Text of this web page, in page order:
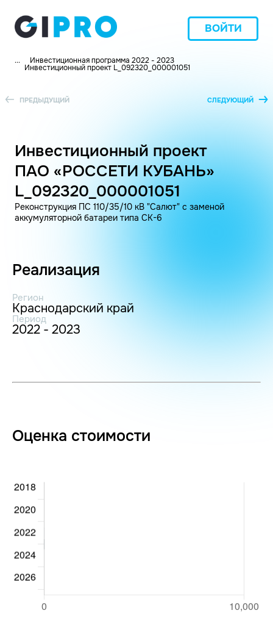
ВОЙТИ
... Инвестиционная программа 2022 - 2023
Инвестиционный проект L_092320_000001051
ПРЕДЫДУЩИЙ СЛЕДУЮЩИЙ
Инвестиционный проект
ПАО «РОССЕТИ КУБАНЬ»
L_092320_000001051
Реконструкция ПС 110/35/10 кВ "Салют" с заменой
аккумуляторной батареи типа СК-6
Реализация
Регион
Краснодарский край
Период
2022 - 2023
Оценка стоимости